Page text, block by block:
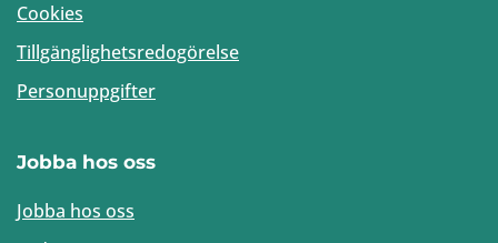
Cookies
Tillgänglighetsredogörelse
Personuppgifter
Jobba hos oss
Jobba hos oss